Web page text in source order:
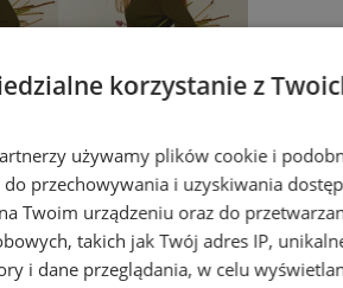
korzystanie z
używamy plików cookie i
przechowywania i uzyskiwania
Twoim urządzeniu oraz do
takich jak Twój adres IP,
i dane przeglądania, w celu